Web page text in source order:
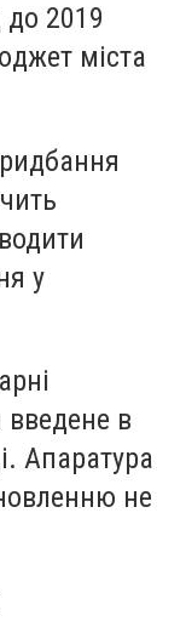
2019
міста
у
введене в
Апаратура
не